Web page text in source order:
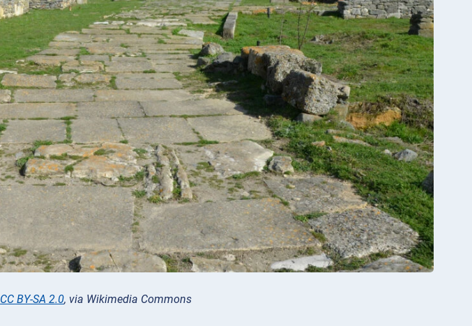
CC BY-SA 2.0, via Wikimedia Commons